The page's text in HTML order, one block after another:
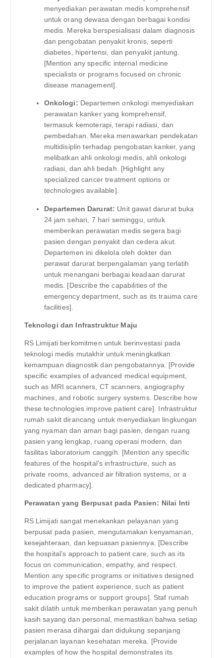
menyediakan perawatan medis komprehensif
untuk orang dewasa dengan berbagai kondisi
medis. Mereka berspesialisasi dalam diagnosis
dan pengobatan penyakit kronis, seperti
diabetes, hipertensi, dan penyakit jantung.
[Mention any specific internal medicine
specialists or programs focused on chronic
disease management].
Onkologi: Departemen onkologi menyediakan
perawatan kanker yang komprehensif,
termasuk kemoterapi, terapi radiasi, dan
pembedahan. Mereka menawarkan pendekatan
multidisiplin terhadap pengobatan kanker, yang
melibatkan ahli onkologi medis, ahli onkologi
radiasi, dan ahli bedah. [Highlight any
specialized cancer treatment options or
technologies available].
Departemen Darurat: Unit gawat darurat buka
24 jam sehari, 7 hari seminggu, untuk
memberikan perawatan medis segera bagi
pasien dengan penyakit dan cedera akut.
Departemen ini dikelola oleh dokter dan
perawat darurat berpengalaman yang terlatih
untuk menangani berbagai keadaan darurat
medis. [Describe the capabilities of the
emergency department, such as its trauma care
facilities].
Teknologi dan Infrastruktur Maju
RS Limijati berkomitmen untuk berinvestasi pada
teknologi medis mutakhir untuk meningkatkan
kemampuan diagnostik dan pengobatannya. [Provide
specific examples of advanced medical equipment,
such as MRI scanners, CT scanners, angiography
machines, and robotic surgery systems. Describe how
these technologies improve patient care]. Infrastruktur
rumah sakit dirancang untuk menyediakan lingkungan
yang nyaman dan aman bagi pasien, dengan ruang
pasien yang lengkap, ruang operasi modern, dan
fasilitas laboratorium canggih. [Mention any specific
features of the hospital’s infrastructure, such as
private rooms, advanced air filtration systems, or a
dedicated pharmacy].
Perawatan yang Berpusat pada Pasien: Nilai Inti
RS Limijati sangat menekankan pelayanan yang
berpusat pada pasien, mengutamakan kenyamanan,
kesejahteraan, dan kepuasan pasiennya. [Describe
the hospital’s approach to patient care, such as its
focus on communication, empathy, and respect.
Mention any specific programs or initiatives designed
to improve the patient experience, such as patient
education programs or support groups]. Staf rumah
sakit dilatih untuk memberikan perawatan yang penuh
kasih sayang dan personal, memastikan bahwa setiap
pasien merasa dihargai dan didukung sepanjang
perjalanan layanan kesehatan mereka. [Provide
examples of how the hospital demonstrates its